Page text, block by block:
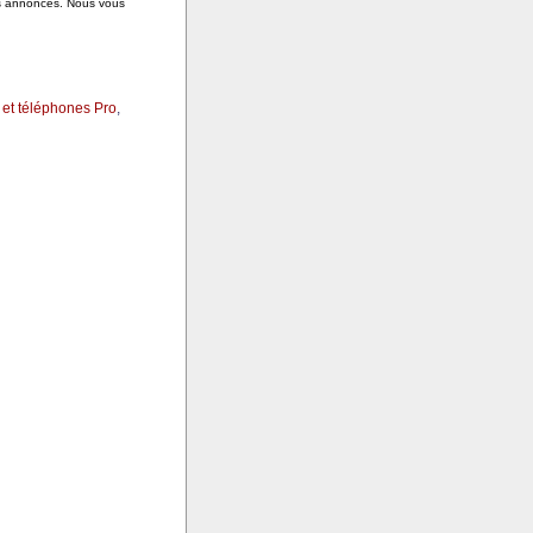
Nous vous
et téléphones Pro,